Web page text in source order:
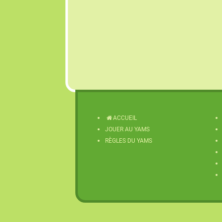
ACCUEIL
JOUER AU YAMS
RÈGLES DU YAMS